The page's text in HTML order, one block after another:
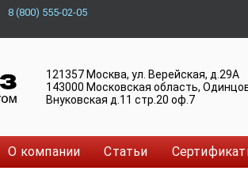
8 (800) 555-02-05
121357 Москва, ул. Верейская, д.29А
143000 Московская область,
Внуковская д.11 стр.20 оф.7
О компании Статьи